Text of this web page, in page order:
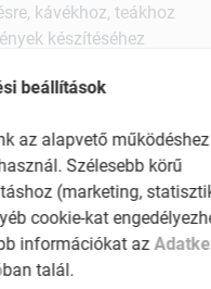
kávékhoz, teákhoz
készítéséhez
beállítások
az alapvető
Szélesebb körű
(marketing,
cookie-kat
információkat az
ban talál.